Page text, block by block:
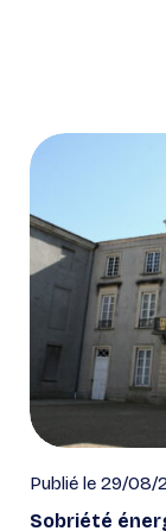
Publié le 29/08/
Sobriété